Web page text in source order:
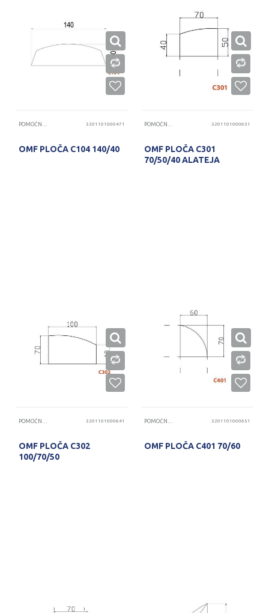
POMOĆNE PLOČE 3201101000471
OMF PLOČA C104 140/40
POMOĆNE PLOČE 3201101000631
OMF PLOČA C301
70/50/40 ALATEJA
POMOĆNE PLOČE 3201101000641
OMF PLOČA C302
100/70/50
POMOĆNE PLOČE 3201101000651
OMF PLOČA C401 70/60